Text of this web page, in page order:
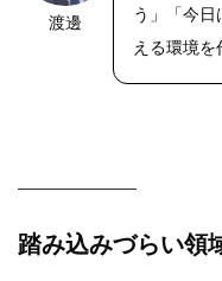
渡邊
う」「今
える環境を
踏み込みづらい領